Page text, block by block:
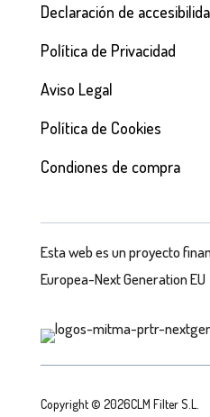
Declaración de
Política de Privacidad
Aviso Legal
Política de Cookies
Condiones de compra
Esta web es un proyecto
Europea-Next Generation EU
Copyright © 2026CLM Filter S.L.